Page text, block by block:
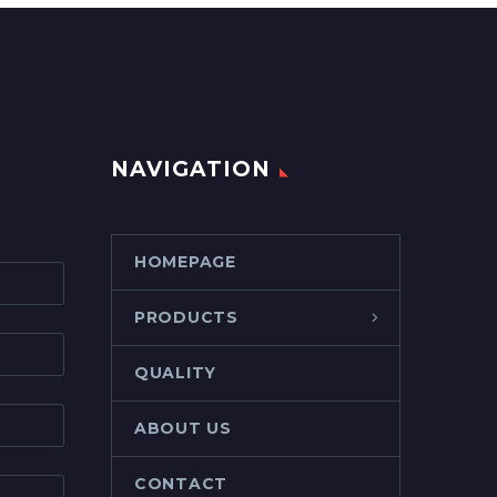
NAVIGATION
HOMEPAGE
PRODUCTS
QUALITY
ABOUT US
CONTACT